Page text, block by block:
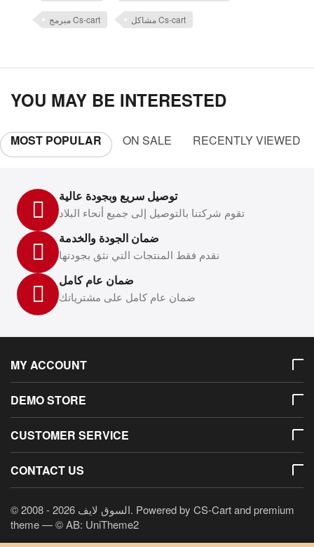
مبرمج Cs-cart مشاكل Cs-cart
YOU MAY BE INTERESTED
MOST POPULAR ON SALE RECENTLY VIEWED
توصيل سريع وبجودة عالية
تقوم شركتنا بالتوصيل إلى جميع أنحاء البلاد
ضمان الجودة والخدمة
نقدم فقط المنتجات التي نثق بجودتها
ضمان عام كامل
ضمان عام كامل على مشترياتك
MY ACCOUNT
DEMO STORE
CUSTOMER SERVICE
CONTACT US
© 2008 - 2026 السوق لايف. Powered by CS-Cartand premium
theme —© AB: UniTheme2